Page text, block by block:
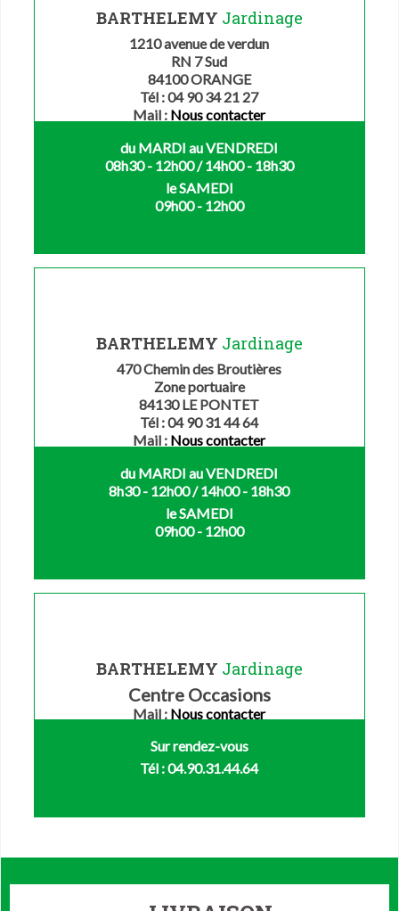
BARTHELEMY Jardinage
1210 avenue de verdun
RN 7 Sud
84100 ORANGE
Tél : 04 90 34 21 27
Mail : Nous contacter
du MARDI au VENDREDI
08h30 - 12h00 / 14h00 - 18h30
le SAMEDI
09h00 - 12h00
BARTHELEMY Jardinage
470 Chemin des Broutières
Zone portuaire
84130 LE PONTET
Tél : 04 90 31 44 64
Mail : Nous contacter
du MARDI au VENDREDI
8h30 - 12h00 / 14h00 - 18h30
le SAMEDI
09h00 - 12h00
BARTHELEMY Jardinage
Centre Occasions
Mail : Nous contacter
Sur rendez-vous
Tél : 04.90.31.44.64